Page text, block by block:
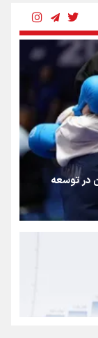
نسل، یک توهم!
رئیس‌جمهوری
در توسعه